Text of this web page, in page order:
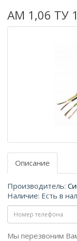
АМ 1,06 ТУ
Описание
Производитель:
Наличие: Есть в
Мы перезвоним